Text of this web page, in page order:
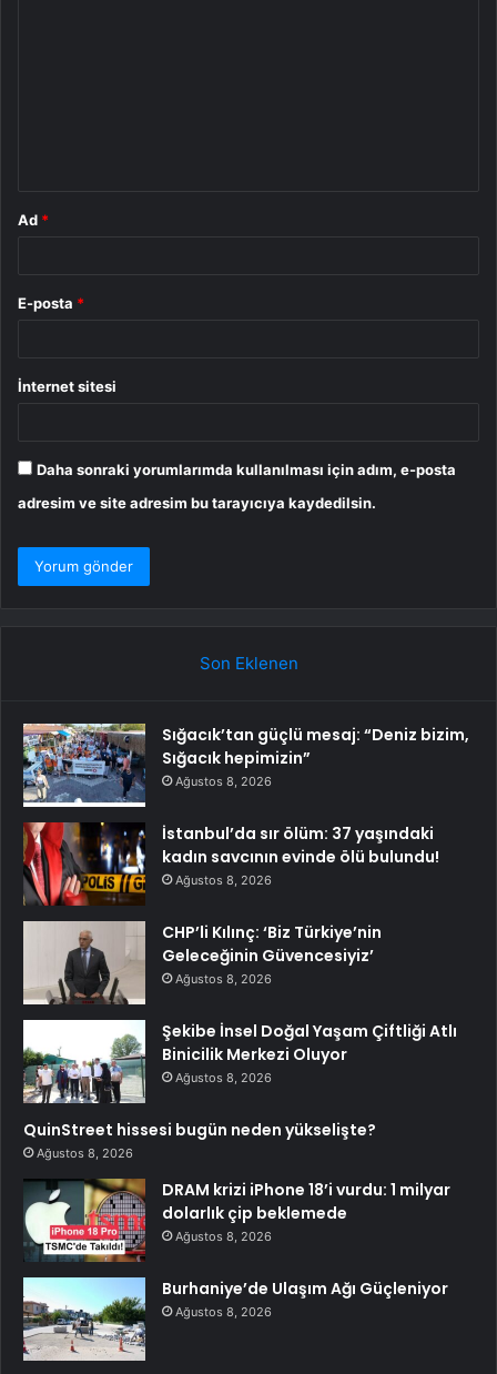
Ad *
E-posta *
İnternet sitesi
Daha sonraki yorumlarımda kullanılması için adım, e-posta
adresim ve site adresim bu tarayıcıya kaydedilsin.
Son Eklenen
Sığacık’tan güçlü mesaj: “Deniz bizim,
Sığacık hepimizin”
Ağustos 8, 2026
İstanbul’da sır ölüm: 37 yaşındaki
kadın savcının evinde ölü bulundu!
Ağustos 8, 2026
CHP’li Kılınç: ‘Biz Türkiye’nin
Geleceğinin Güvencesiyiz’
Ağustos 8, 2026
Şekibe İnsel Doğal Yaşam Çiftliği Atlı
Binicilik Merkezi Oluyor
Ağustos 8, 2026
QuinStreet hissesi bugün neden yükselişte?
Ağustos 8, 2026
DRAM krizi iPhone 18’i vurdu: 1 milyar
dolarlık çip beklemede
Ağustos 8, 2026
Burhaniye’de Ulaşım Ağı Güçleniyor
Ağustos 8, 2026